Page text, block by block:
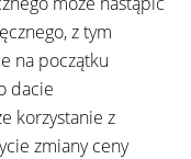
z tym
na początku
dacie
korzystanie z
zmiany ceny